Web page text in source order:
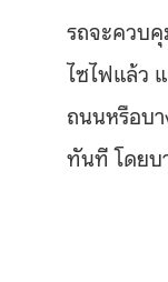
รถจะควบคุ
ไซไฟแล้ว
ถนนหรือบ
ทันที โดยบ